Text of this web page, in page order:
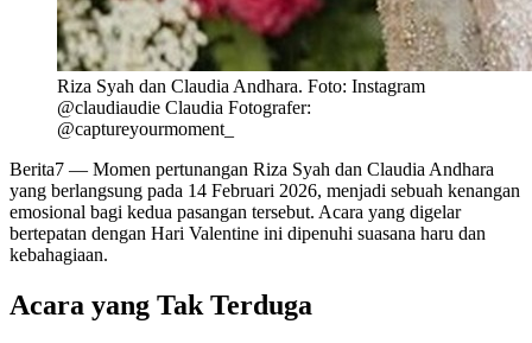
Riza Syah dan Claudia Andhara. Foto: Instagram
@claudiaudie Claudia Fotografer:
@captureyourmoment_
Berita7 — Momen pertunangan Riza Syah dan Claudia Andhara
yang berlangsung pada 14 Februari 2026, menjadi sebuah kenangan
emosional bagi kedua pasangan tersebut. Acara yang digelar
bertepatan dengan Hari Valentine ini dipenuhi suasana haru dan
kebahagiaan.
Acara yang Tak Terduga